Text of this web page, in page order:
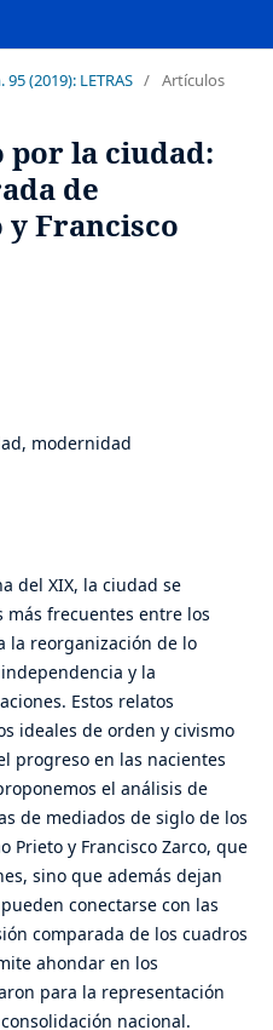
(2019): LETRAS / Artículos
la ciudad:
de
Francisco
modernidad
del XIX, la ciudad se
frecuentes entre los
la reorganización de lo
y la
Estos relatos
ideales de orden y civismo
progreso en las nacientes
el análisis de
de mediados de siglo de los
Prieto y Francisco Zarco, que
sino que además dejan
conectarse con las
comparada de los cuadros
ahondar en los
para la representación
nacional.